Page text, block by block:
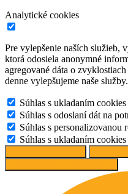
Analytické cookies
Pre vylepšenie naších služieb,
ktorá odosiela anonymné
agregované dáta o
denne vylepšujeme naše služby.
Súhlas s ukladaním
Súhlas s odoslaní dát na
Súhlas s personalizovanou
Súhlas s ukladaním